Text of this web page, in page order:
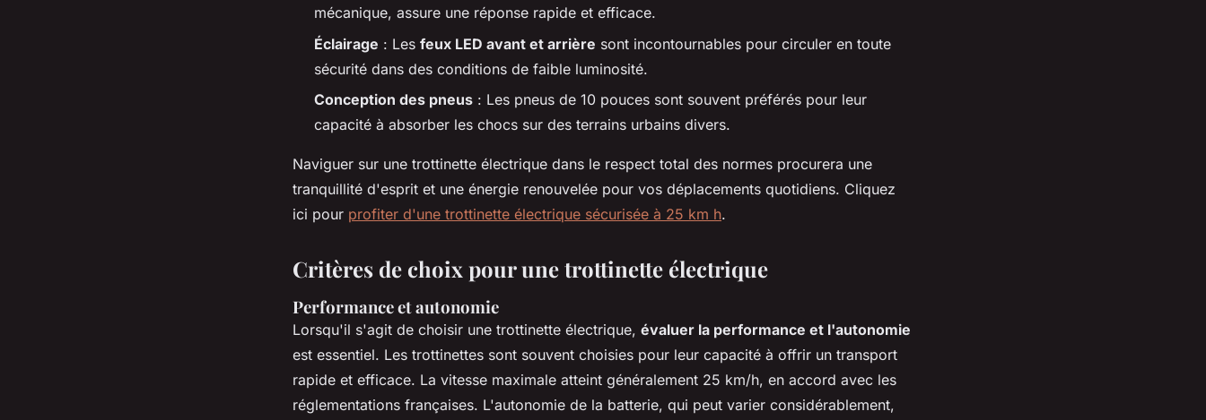
mécanique, assure une réponse rapide et efficace.
Éclairage : Les feux LED avant et arrière sont incontournables pour circuler en toute
sécurité dans des conditions de faible luminosité.
Conception des pneus : Les pneus de 10 pouces sont souvent préférés pour leur
capacité à absorber les chocs sur des terrains urbains divers.
Naviguer sur une trottinette électrique dans le respect total des normes procurera une
tranquillité d'esprit et une énergie renouvelée pour vos déplacements quotidiens. Cliquez
ici pour profiter d'une trottinette électrique sécurisée à 25 km h.
Critères de choix pour une trottinette électrique
Performance et autonomie
Lorsqu'il s'agit de choisir une trottinette électrique, évaluer la performance et l'autonomie
est essentiel. Les trottinettes sont souvent choisies pour leur capacité à offrir un transport
rapide et efficace. La vitesse maximale atteint généralement 25 km/h, en accord avec les
réglementations françaises. L'autonomie de la batterie, qui peut varier considérablement,